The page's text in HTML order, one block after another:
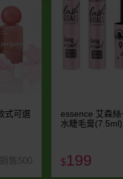
式可選
售500
essence 艾森
水睫毛膏
$199